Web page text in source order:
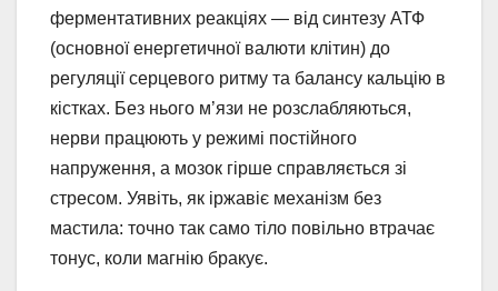
ферментативних реакціях — від синтезу АТФ
(основної енергетичної валюти клітин) до
регуляції серцевого ритму та балансу кальцію в
кістках. Без нього м’язи не розслабляються,
нерви працюють у режимі постійного
напруження, а мозок гірше справляється зі
стресом. Уявіть, як іржавіє механізм без
мастила: точно так само тіло повільно втрачає
тонус, коли магнію бракує.